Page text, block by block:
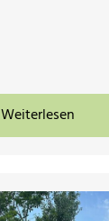
Weiterlesen